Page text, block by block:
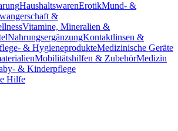
HaushaltswarenErotikMund- &
&
Vitamine, Mineralien &
NahrungsergänzungKontaktlinsen &
& HygieneprodukteMedizinische Geräte
Mobilitätshilfen & ZubehörMedizin
& Kinderpflege
Hilfe